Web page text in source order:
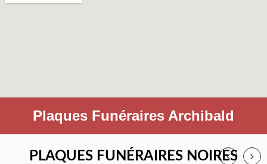
Plaques Funéraires Archibald
PLAQUES FUNÉRAIRES NOIRES